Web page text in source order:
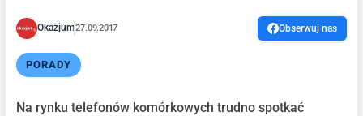
Okazjum27.09.2017 Obserwuj nas
PORADY
Na rynku telefonów komórkowych trudno spotkać